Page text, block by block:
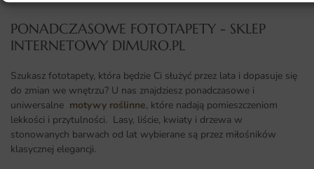
PONADCZASOWE FOTOTAPETY - SKLEP
INTERNETOWY DIMURO.PL​
Szukasz fototapety, która będzie Ci służyć przez lata i dopasuje się
do zmian we wnętrzu? U nas znajdziesz ponadczasowe i
uniwersalne motywy roślinne, które nadają pomieszczeniom
lekkości i przytulności. Lasy, liście, kwiaty i drzewa w
stonowanych barwach od lat wybierane są przez miłośników
klasycznej elegancji.